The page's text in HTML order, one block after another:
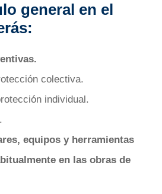
general en el
colectiva.
individual.
equipos y herramientas
en las obras de